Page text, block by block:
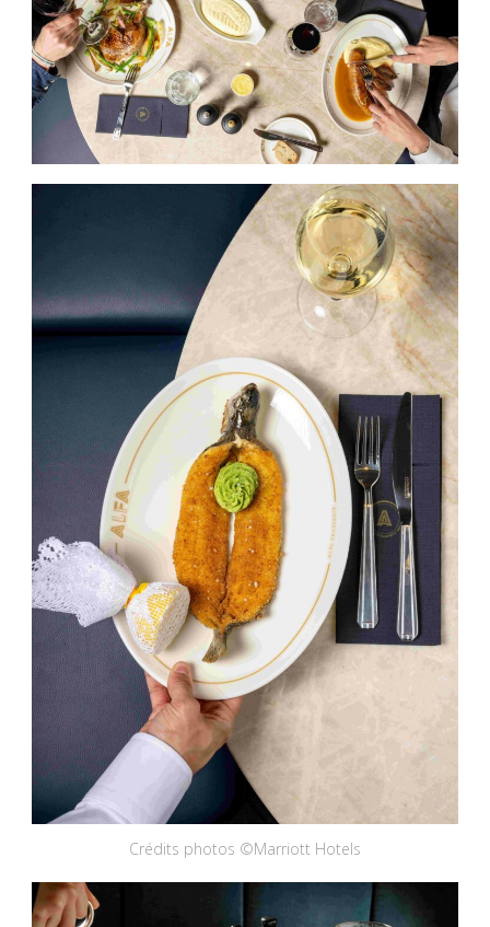
Crédits photos ©Marriott Hotels